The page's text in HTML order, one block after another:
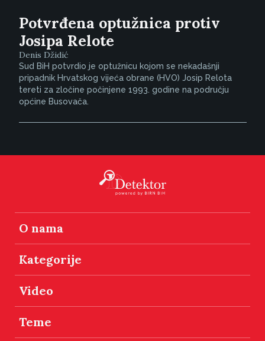
Potvrđena optužnica protiv
Josipa Relote
Denis Džidić
Sud BiH potvrdio je optužnicu kojom se nekadašnji
pripadnik Hrvatskog vijeća obrane (HVO) Josip Relota
tereti za zločine počinjene 1993. godine na području
općine Busovača.
O nama
Kategorije
Video
Teme